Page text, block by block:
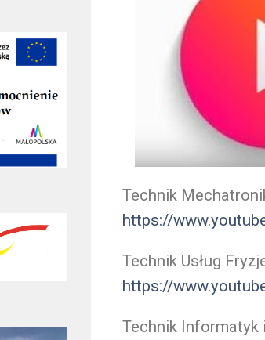
Technik
https://
Technik Usług
https://
Technik Informatyk